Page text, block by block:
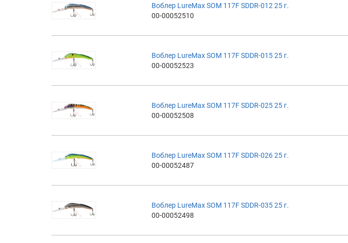
Воблер LureMax SOM 117F SDDR-012 25 г.
00-00052510
Воблер LureMax SOM 117F SDDR-015 25 г.
00-00052523
Воблер LureMax SOM 117F SDDR-025 25 г.
00-00052508
Воблер LureMax SOM 117F SDDR-026 25 г.
00-00052487
Воблер LureMax SOM 117F SDDR-035 25 г.
00-00052498